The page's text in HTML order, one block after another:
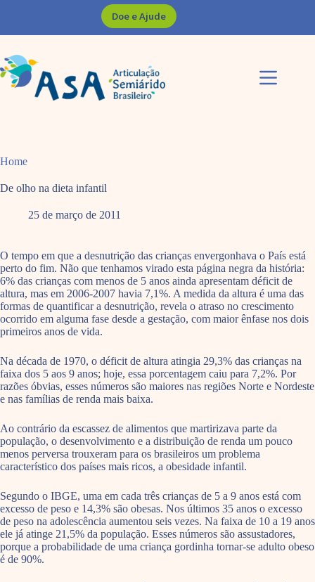
Doe e Ajude
Home
De olho na dieta infantil
25 de março de 2011
O tempo em que a desnutrição das crianças envergonhava o País está
perto do fim. Não que tenhamos virado esta página negra da história:
6% das crianças com menos de 5 anos ainda apresentam déficit de
altura, mas em 2006-2007 havia 7,1%. A medida da altura é uma das
formas de quantificar a desnutrição, revela o atraso no crescimento
ocorrido em alguma fase desde a gestação, com maior ênfase nos dois
primeiros anos de vida.
Na década de 1970, o déficit de altura atingia 29,3% das crianças na
faixa dos 5 aos 9 anos; hoje, essa porcentagem caiu para 7,2%. Por
razões óbvias, esses números são maiores nas regiões Norte e Nordeste
e nas famílias de renda mais baixa.
Ao contrário da escassez de alimentos que martirizava parte da
população, o desenvolvimento e a distribuição de renda um pouco
menos perversa trouxeram para os brasileiros um problema
característico dos países mais ricos, a obesidade infantil.
Segundo o IBGE, uma em cada três crianças de 5 a 9 anos está com
excesso de peso e 14,3% são obesas. Nos últimos 35 anos o excesso
de peso na adolescência aumentou seis vezes. Na faixa de 10 a 19 anos
ele já atinge 21,5% da população. Esses números são assustadores,
porque a probabilidade de uma criança gordinha tornar-se adulto obeso
é de 90%.